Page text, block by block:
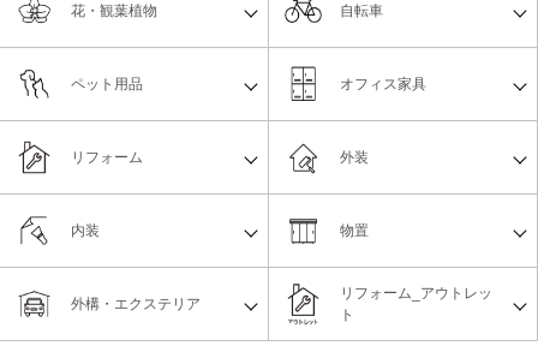
花・観葉植物 自転車
ペット用品 オフィス家具
リフォーム
リフォーム_アウトレッ
ト
物置
外構・エクステリア
外装
内装